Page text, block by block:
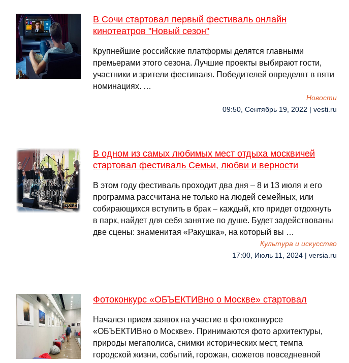
В Сочи стартовал первый фестиваль онлайн
кинотеатров "Новый сезон"
Крупнейшие российские платформы делятся главными
премьерами этого сезона. Лучшие проекты выбирают гости,
участники и зрители фестиваля. Победителей определят в пяти
номинациях. …
Новости
09:50, Сентябрь 19, 2022 | vesti.ru
В одном из самых любимых мест отдыха москвичей
стартовал фестиваль Семьи, любви и верности
В этом году фестиваль проходит два дня – 8 и 13 июля и его
программа рассчитана не только на людей семейных, или
собирающихся вступить в брак – каждый, кто придет отдохнуть
в парк, найдет для себя занятие по душе. Будет задействованы
две сцены: знаменитая «Ракушка», на который вы …
Культура и искусство
17:00, Июль 11, 2024 | versia.ru
Фотоконкурс «ОБЪЕКТИВно о Москве» стартовал
Начался прием заявок на участие в фотоконкурсе
«ОБЪЕКТИВно о Москве». Принимаются фото архитектуры,
природы мегаполиса, снимки исторических мест, темпа
городской жизни, событий, горожан, сюжетов повседневной